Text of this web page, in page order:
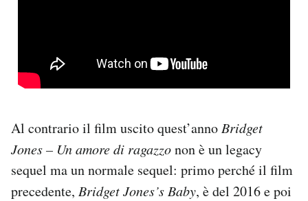
Al contrario il film uscito quest’anno Bridget
Jones – Un amore di ragazzonon è un legacy
sequel ma un normale sequel: primo perché il film
precedente, Bridget Jones’s Baby, è del 2016 e poi